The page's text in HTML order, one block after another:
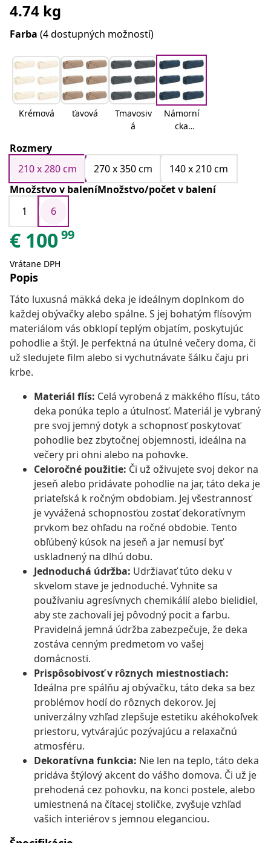
4.74 kg
Farba (4 dostupných možností)
Krémová ťavová
Tmavosiv
á
Námorní
cka
Rozmery
210 x 280 cm
270 x 350 cm
140 x 210 cm
Množstvo v baleníMnožstvo/počet v balení
1
6
€ 10099
Vrátane DPH
Popis
Táto luxusná mäkká deka je ideálnym doplnkom do
každej obývačky alebo spálne. S jej bohatým flísovým
materiálom vás obklopí teplým objatím, poskytujúc
pohodlie a štýl. Je perfektná na útulné večery doma, či
už sledujete film alebo si vychutnávate šálku čaju pri
krbe.
Materiál flís: Celá vyrobená z mäkkého flísu, táto
deka ponúka teplo a útulnosť. Materiál je vybraný
pre svoj jemný dotyk a schopnosť poskytovať
pohodlie bez zbytočnej objemnosti, ideálna na
večery pri ohni alebo na pohovke.
Celoročné použitie: Či už oživujete svoj dekor na
jeseň alebo pridávate pohodlie na jar, táto deka je
priateľská k ročným obdobiam. Jej všestrannosť
je vyvážená schopnosťou zostať dekoratívnym
prvkom bez ohľadu na ročné obdobie. Tento
obľúbený kúsok na jeseň a jar nemusí byť
uskladnený na dlhú dobu.
Jednoduchá údržba: Udržiavať túto deku v
skvelom stave je jednoduché. Vyhnite sa
používaniu agresívnych chemikálií alebo bielidiel,
aby ste zachovali jej pôvodný pocit a farbu.
Pravidelná jemná údržba zabezpečuje, že deka
zostáva cenným predmetom vo vašej
domácnosti.
Prispôsobivosť v rôznych miestnostiach:
Ideálna pre spálňu aj obývačku, táto deka sa bez
problémov hodí do rôznych dekorov. Jej
univerzálny vzhľad zlepšuje estetiku akéhokoľvek
priestoru, vytvárajúc pozývajúcu a relaxačnú
atmosféru.
Dekoratívna funkcia: Nie len na teplo, táto deka
pridáva štýlový akcent do vášho domova. Či už je
prehodená cez pohovku, na konci postele, alebo
umiestnená na čítacej stoličke, zvyšuje vzhľad
vašich interiérov s jemnou eleganciou.